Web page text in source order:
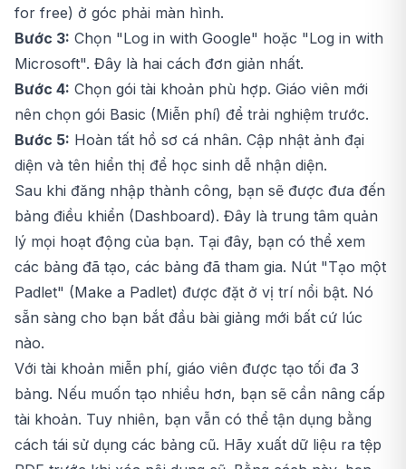
for free) ở góc phải màn hình.
Bước 3: Chọn "Log in with Google" hoặc "Log in with
Microsoft". Đây là hai cách đơn giản nhất.
Bước 4: Chọn gói tài khoản phù hợp. Giáo viên mới
nên chọn gói Basic (Miễn phí) để trải nghiệm trước.
Bước 5: Hoàn tất hồ sơ cá nhân. Cập nhật ảnh đại
diện và tên hiển thị để học sinh dễ nhận diện.
Sau khi đăng nhập thành công, bạn sẽ được đưa đến
bảng điều khiển (Dashboard). Đây là trung tâm quản
lý mọi hoạt động của bạn. Tại đây, bạn có thể xem
các bảng đã tạo, các bảng đã tham gia. Nút "Tạo một
Padlet" (Make a Padlet) được đặt ở vị trí nổi bật. Nó
sẵn sàng cho bạn bắt đầu bài giảng mới bất cứ lúc
nào.
Với tài khoản miễn phí, giáo viên được tạo tối đa 3
bảng. Nếu muốn tạo nhiều hơn, bạn sẽ cần nâng cấp
tài khoản. Tuy nhiên, bạn vẫn có thể tận dụng bằng
cách tái sử dụng các bảng cũ. Hãy xuất dữ liệu ra tệp